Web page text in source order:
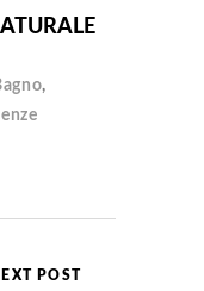
,
POST